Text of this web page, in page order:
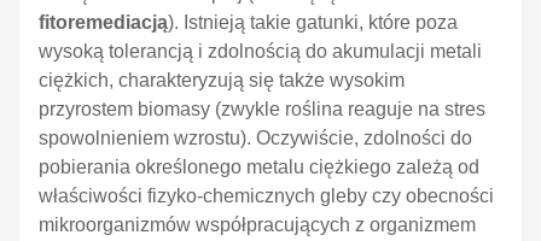
fitoremediacją). Istnieją takie gatunki, które poza
wysoką tolerancją i zdolnością do akumulacji metali
ciężkich, charakteryzują się także wysokim
przyrostem biomasy (zwykle roślina reaguje na stres
spowolnieniem wzrostu). Oczywiście, zdolności do
pobierania określonego metalu ciężkiego zależą od
właściwości fizyko-chemicznych gleby czy obecności
mikroorganizmów współpracujących z organizmem